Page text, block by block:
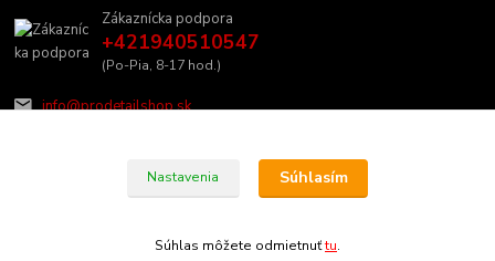
Zákaznícka podpora
+421940510547
(Po-Pia, 8-17 hod.)
info@prodetailshop.sk
Nastavenia Súhlasím
Súhlas môžete odmietnuťtu.